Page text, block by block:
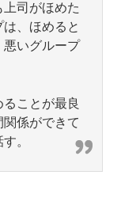
司がほめた
、ほめると
悪いグループ
ことが最良
係ができて
。